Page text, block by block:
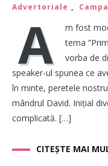
Advertoriale ,
A
m fost
tema
vorba de
speaker-ul spunea ce
în minte, peretele
mândrul David. Inițial
complicată. […]
CITEȘTE MAI